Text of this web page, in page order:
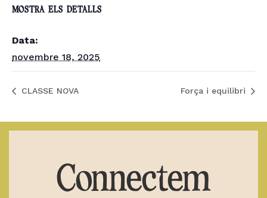
MOSTRA ELS DETALLS
Data:
novembre 18, 2025
CLASSE NOVA Força i equilibri
Connectem